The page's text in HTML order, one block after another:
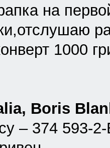
на
1000
Boris
– 374 593-